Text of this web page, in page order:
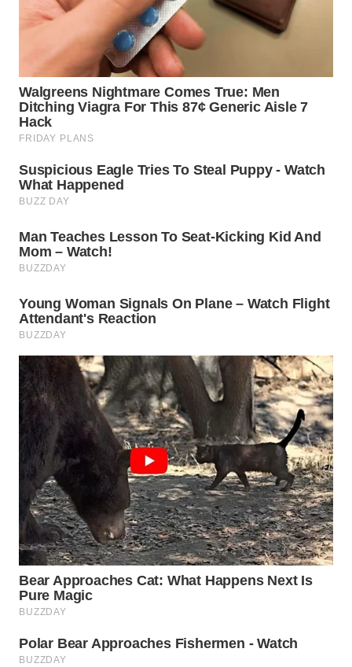
KUNINGAN
WN
MAJALENGKA
SUBANG
WN
WN
WN
PRIANGAN
TIMUR
WN
SEMARANG
WN
SOLO
WN
BOROBUDUR
WN
MADURA
SURABAYA